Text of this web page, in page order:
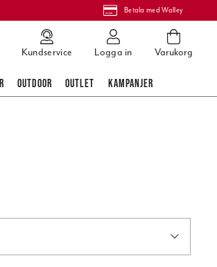
Betala med Walley
Kundservice Logga in Varukorg
OUTDOOR OUTLET KAMPANJER